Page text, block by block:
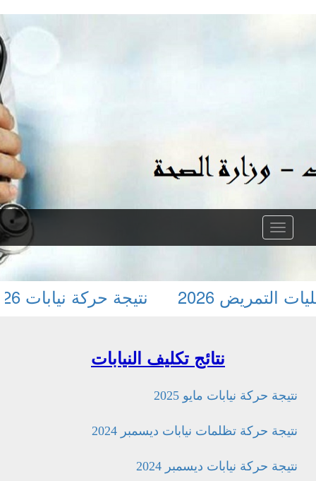
التمريض 2026
نتيجة حركة نيابات 2026
حركة توزيع مدارس التمريض الخاصة
نتائج تكليف النيابات
نتيجة حركة نيابات مايو 2025
نتيجة حركة تظلمات نيابات ديسمبر 2024
نتيجة حركة نيابات ديسمبر 2024